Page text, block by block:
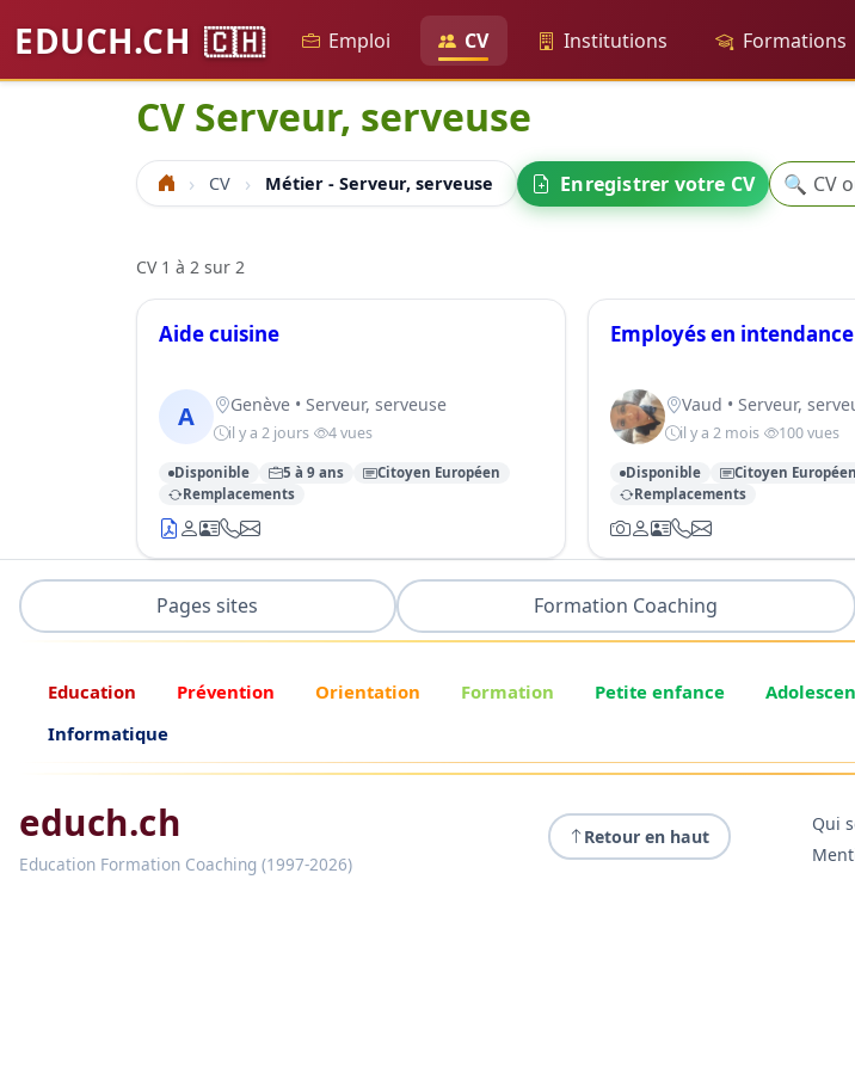
EDUCH.CH 🇨🇭 Emploi CV Institutions Formations
CV Serveur, serveuse
Accueil CV Métier - Serveur, serveuse Enregistrer votre CV 🔍
CV 1 à 2 sur 2
Aide cuisine
A Genève • Serveur, serveuse
il y a 2 jours 4 vues
Disponible 5 à 9 ans
Citoyen Européen
Remplacements
Employés en intendance
Vaud • Serveur,
il y a 2 mois 100 vues
Disponible
Citoyen Européen
Remplacements
Pages sites Formation Coaching
Education Prévention Orientation Formation Petite enfance
Informatique
educh.ch
Education Formation Coaching (1997-2026)
Retour en haut
Qui